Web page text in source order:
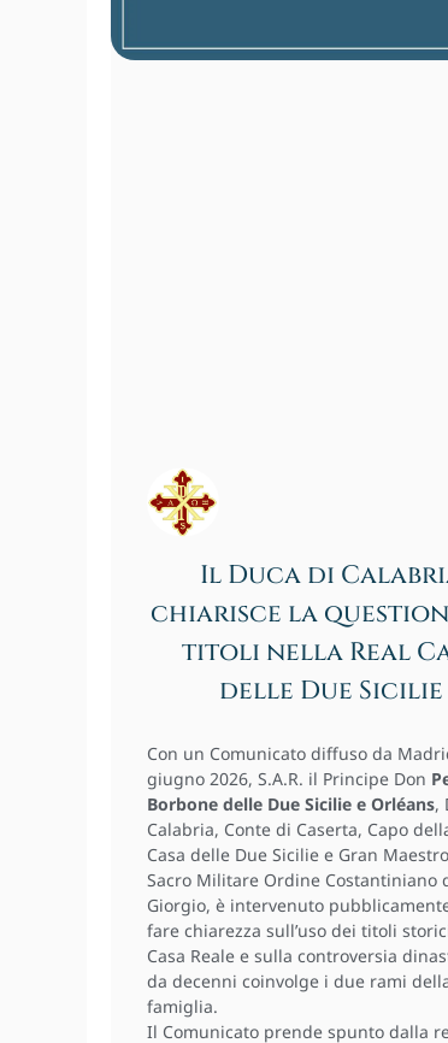
Il Duca di
chiarisce la
titoli nella Real
delle Due Sicilie
Con un Comunicato diffuso da
giugno 2026, S.A.R. il Principe Don
Borbone delle Due Sicilie e Orléans,
Calabria, Conte di Caserta, Capo
Casa delle Due Sicilie e Gran
Sacro Militare Ordine Costantiniano
Giorgio, è intervenuto
fare chiarezza sull’uso dei titoli
Casa Reale e sulla controversia
da decenni coinvolge i due rami
famiglia.
Il Comunicato prende spunto dalla